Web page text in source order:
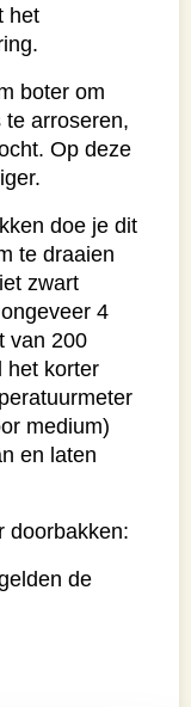
het
boter om
arroseren,
Op deze
doe je dit
te draaien
zwart
4
van 200
het korter
medium)
en laten
doorbakken:
de